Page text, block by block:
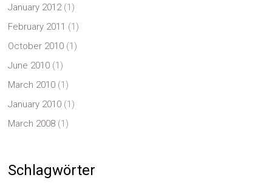
January 2012(1)
February 2011 (1)
October 2010 (1)
June 2010 (1)
March 2010 (1)
January 2010 (1)
March 2008 (1)
Schlagwörter